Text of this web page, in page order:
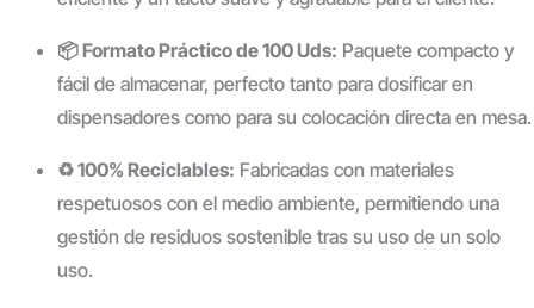
📦 Formato Práctico de 100 Uds: Paquete compacto y
fácil de almacenar, perfecto tanto para dosificar en
dispensadores como para su colocación directa en mesa.
♻️ 100% Reciclables: Fabricadas con materiales
respetuosos con el medio ambiente, permitiendo una
gestión de residuos sostenible tras su uso de un solo
uso.